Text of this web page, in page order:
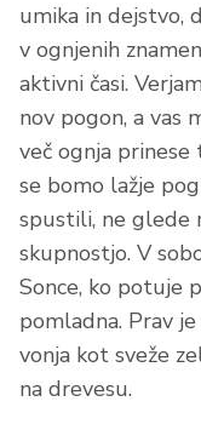
umika in dejstvo,
v ognjenih
aktivni časi.
nov pogon, a vas
več ognja prinese
se bomo lažje
spustili, ne glede
skupnostjo. V
Sonce, ko potuje
pomladna. Prav
vonja kot sveže
na drevesu.